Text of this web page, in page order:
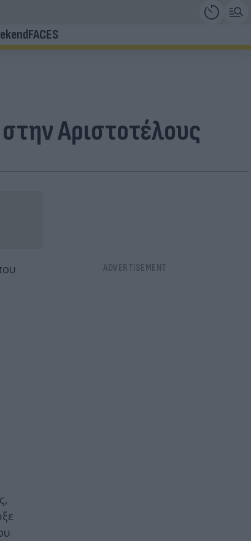
FACES
Αριστοτέλους